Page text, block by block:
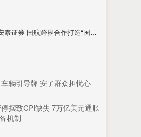
安泰证券 国航跨界合作打造“国航+”生态，驾驶汽车可累积航空里程
辆引导牌 安了群众担忧心
摆致CPI缺失 7万亿美元通胀
机制